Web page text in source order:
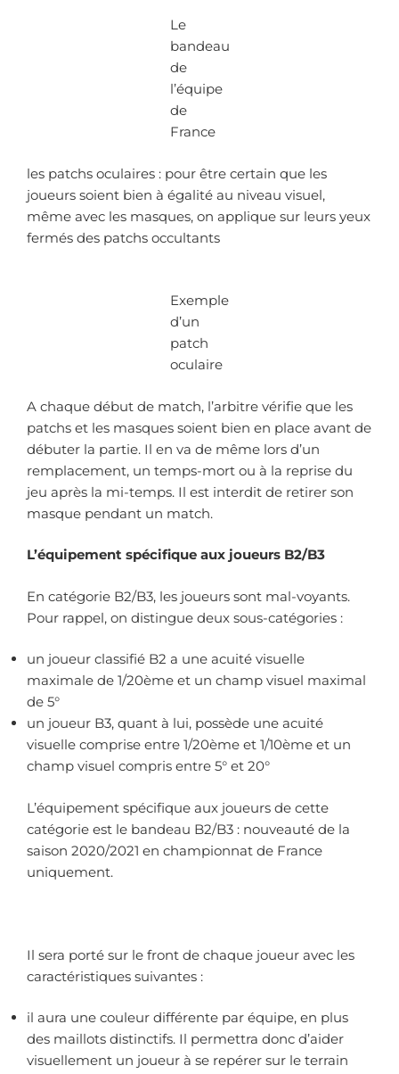
Le
bandeau
de
l’équipe
de
France
les patchs oculaires : pour être certain que les
joueurs soient bien à égalité au niveau visuel,
même avec les masques, on applique sur leurs yeux
fermés des patchs occultants
Exemple
d’un
patch
oculaire
A chaque début de match, l’arbitre vérifie que les
patchs et les masques soient bien en place avant de
débuter la partie. Il en va de même lors d’un
remplacement, un temps-mort ou à la reprise du
jeu après la mi-temps. Il est interdit de retirer son
masque pendant un match.
L’équipement spécifique aux joueurs B2/B3
En catégorie B2/B3, les joueurs sont mal-voyants.
Pour rappel, on distingue deux sous-catégories :
un joueur classifié B2 a une acuité visuelle
maximale de 1/20ème et un champ visuel maximal
de 5°
un joueur B3, quant à lui, possède une acuité
visuelle comprise entre 1/20ème et 1/10ème et un
champ visuel compris entre 5° et 20°
L’équipement spécifique aux joueurs de cette
catégorie est le bandeau B2/B3 : nouveauté de la
saison 2020/2021 en championnat de France
uniquement.
Il sera porté sur le front de chaque joueur avec les
caractéristiques suivantes :
il aura une couleur différente par équipe, en plus
des maillots distinctifs. Il permettra donc d’aider
visuellement un joueur à se repérer sur le terrain